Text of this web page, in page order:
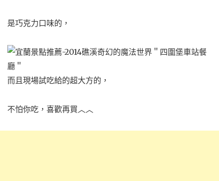
是巧克力口味的，
而且現場試吃給的超大方的，
不怕你吃，喜歡再買︿︿